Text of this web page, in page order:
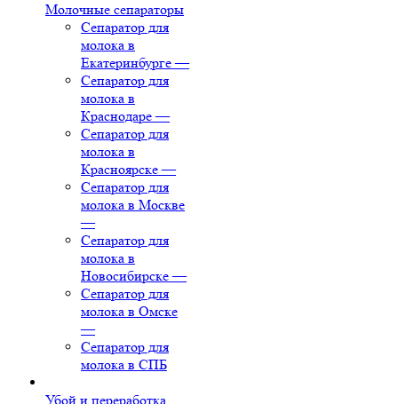
Молочные сепараторы
Сепаратор для
молока в
Екатеринбурге —
Сепаратор для
молока в
Краснодаре —
Сепаратор для
молока в
Красноярске —
Сепаратор для
молока в Москве
—
Сепаратор для
молока в
Новосибирске —
Сепаратор для
молока в Омске
—
Сепаратор для
молока в СПБ
Убой и переработка